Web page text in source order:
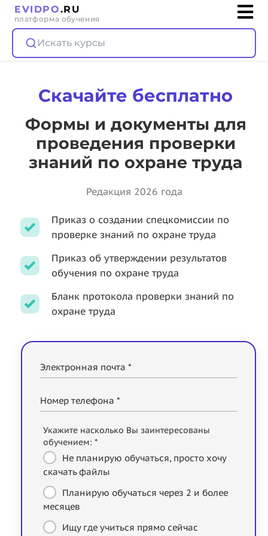
EVIDPO.RU
платформа обучения
Искать курсы
Скачайте бесплатно
Формы и документы для
проведения проверки
знаний по охране труда
Редакция 2026 года
Приказ о создании спецкомиссии по
проверке знаний по охране труда
Приказ об утверждении результатов
обучения по охране труда
Бланк протокола проверки знаний по
охране труда
Электронная почта *
Номер телефона *
Укажите насколько Вы заинтересованы
обучением: *
Не планирую обучаться, просто хочу
скачать файлы
Планирую обучаться через 2 и более
месяцев
Ищу где учиться прямо сейчас